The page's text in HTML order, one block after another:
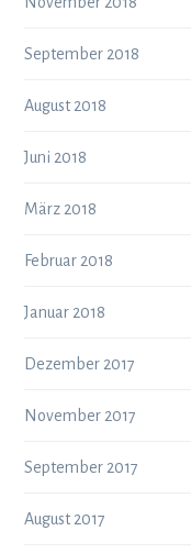
September 2018
August 2018
Juni 2018
März 2018
Februar 2018
Januar 2018
Dezember 2017
November 2017
September 2017
August 2017